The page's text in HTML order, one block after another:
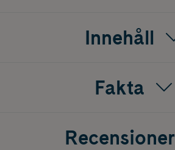
Innehåll
Fakta
Recensioner